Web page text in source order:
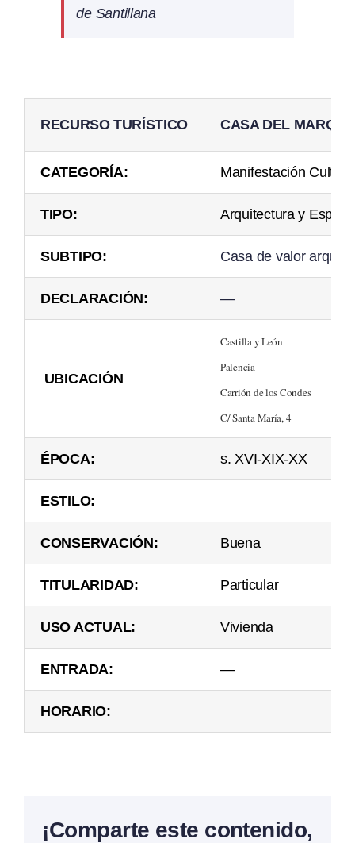
de Santillana
RECURSO TURÍSTICO CASA DEL
CATEGORÍA: Manifestación
TIPO: Arquitectura y
SUBTIPO: Casa de valor
DECLARACIÓN: —
UBICACIÓN
Castilla y León
Palencia
Carrión de los Condes
C/ Santa María, 4
ÉPOCA: s. XVI-XIX-XX
ESTILO:
CONSERVACIÓN: Buena
TITULARIDAD: Particular
USO ACTUAL: Vivienda
ENTRADA: —
HORARIO: —
¡Comparte este contenido,